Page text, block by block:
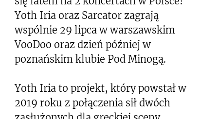
Yoth Iria oraz Sarcator zagrają
wspólnie 29 lipca w warszawskim
VooDoo oraz dzień później w
poznańskim klubie Pod Minogą.
Yoth Iria to projekt, który powstał w
2019 roku z połączenia sił dwóch